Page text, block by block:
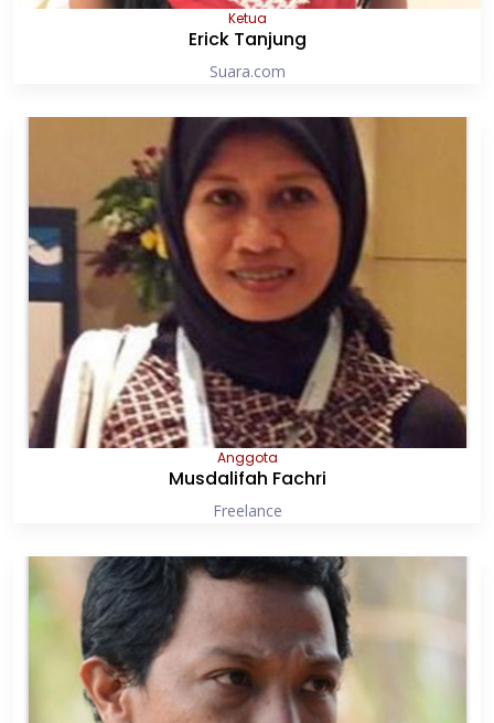
Ketua
Erick Tanjung
Suara.com
Anggota
Musdalifah Fachri
Freelance